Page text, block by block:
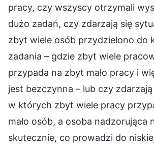
pracy, czy wszyscy otrzymali
dużo zadań, czy zdarzają się
zbyt wiele osób przydzielono do
zadania – gdzie zbyt wiele
przypada na zbyt mało pracy i
jest bezczynna – lub czy
w których zbyt wiele pracy
mało osób, a osoba nadzorująca
skutecznie, co prowadzi do